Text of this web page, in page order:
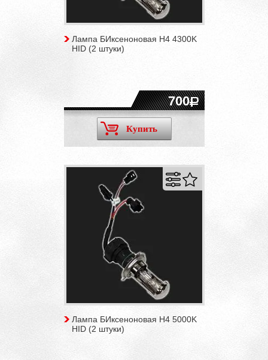
Лампа БИксеноновая H4 4300K
HID (2 штуки)
700
Купить
Лампа БИксеноновая H4 5000K
HID (2 штуки)